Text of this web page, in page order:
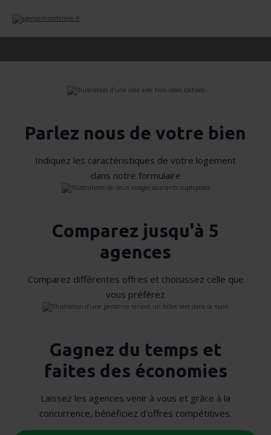
Parlez nous de votre bien
Indiquez les caractéristiques de votre logement
dans notre formulaire
Comparez jusqu'à 5
agences
Comparez différentes offres et choisissez celle que
vous préférez
Gagnez du temps et
faites des économies
Laissez les agences venir à vous et grâce à la
concurrence, bénéficiez d'offres compétitives.